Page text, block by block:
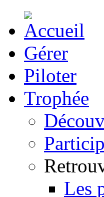
Gérer
Piloter
Trophée
Les